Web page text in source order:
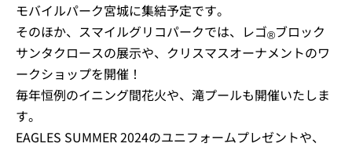
モバイルパーク宮城に集結予定です。
そのほか、スマイルグリコパークでは、レゴ®ブロック
サンタクロースの展示や、クリスマスオーナメントのワ
ークショップを開催！
毎年恒例のイニング間花火や、滝プールも開催いたしま
す。
EAGLES SUMMER 2024のユニフォームプレゼントや、